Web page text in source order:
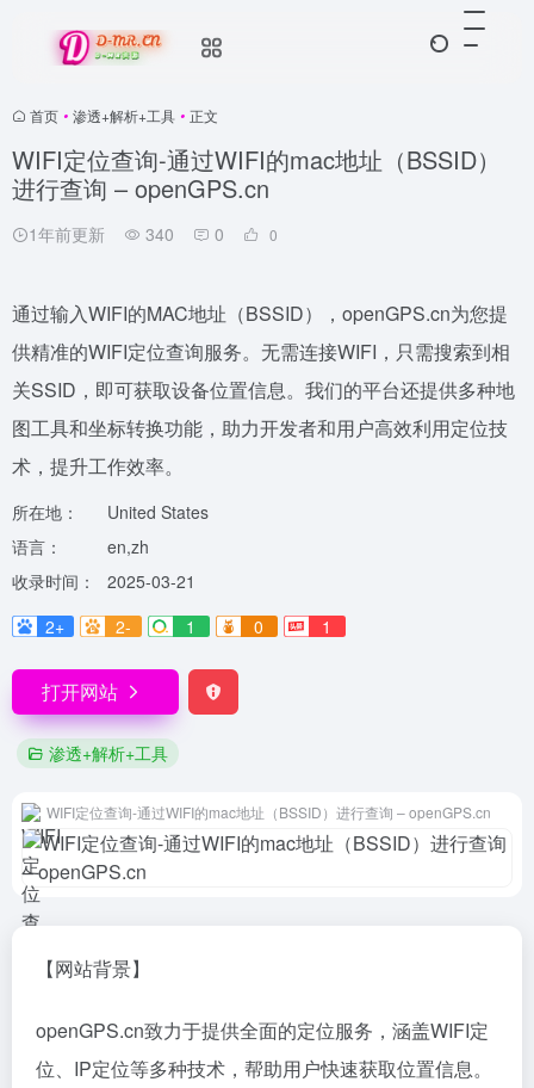
首页 • 渗透+解析+工具 • 正文
WIFI定位查询-通过WIFI的mac地址（BSSID）
进行查询 – openGPS.cn
1年前更新 340 0 0
通过输入WIFI的MAC地址（BSSID），openGPS.cn为您提
供精准的WIFI定位查询服务。无需连接WIFI，只需搜索到相
关SSID，即可获取设备位置信息。我们的平台还提供多种地
图工具和坐标转换功能，助力开发者和用户高效利用定位技
术，提升工作效率。
所在地：
United States
语言：
en,zh
收录时间：
2025-03-21
2+
2- 1 0 1
打开网站
渗透+解析+工具
WIFI定位查询-通过WIFI的mac地址（BSSID）进行查询 – openGPS.cn
【网站背景】
openGPS.cn致力于提供全面的定位服务，涵盖WIFI定
位、IP定位等多种技术，帮助用户快速获取位置信息。